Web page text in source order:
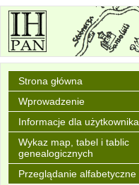
Strona główna
Wprowadzenie
Informacje dla użytkownika
Wykaz map, tabel i tablic
genealogicznych
Przeglądanie alfabetyczne